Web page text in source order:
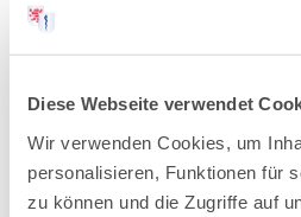
Diese Webseite verwendet
Wir verwenden Cookies, um
personalisieren, Funktionen für
zu können und die Zugriffe auf
Die Weiterbildungszeiten der
ambulanten Bereich möglich.
Weiterbildung wurde